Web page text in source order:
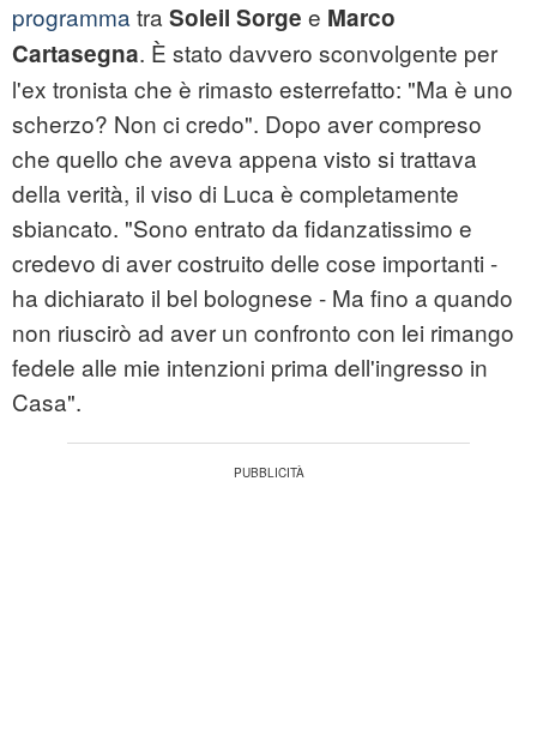
programma tra Soleil Sorge e Marco
Cartasegna. È stato davvero sconvolgente per
l'ex tronista che è rimasto esterrefatto: "Ma è uno
scherzo? Non ci credo". Dopo aver compreso
che quello che aveva appena visto si trattava
della verità, il viso di Luca è completamente
sbiancato. "Sono entrato da fidanzatissimo e
credevo di aver costruito delle cose importanti -
ha dichiarato il bel bolognese - Ma fino a quando
non riuscirò ad aver un confronto con lei rimango
fedele alle mie intenzioni prima dell'ingresso in
Casa".